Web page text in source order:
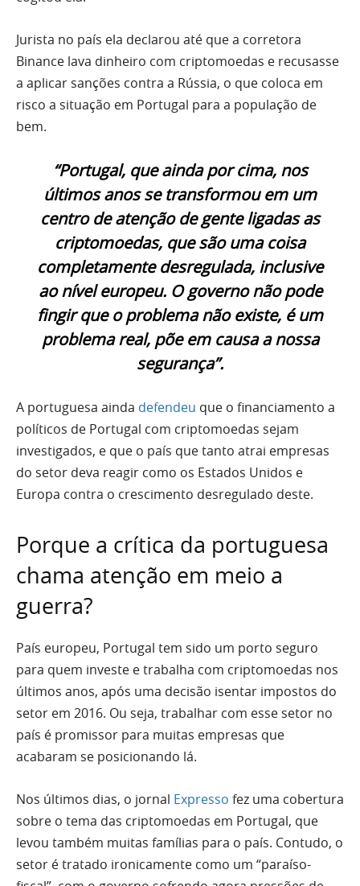
Jurista no país ela declarou até que a corretora
Binance lava dinheiro com criptomoedas e recusasse
a aplicar sanções contra a Rússia, o que coloca em
risco a situação em Portugal para a população de
bem.
“Portugal, que ainda por cima, nos
últimos anos se transformou em um
centro de atenção de gente ligadas as
criptomoedas, que são uma coisa
completamente desregulada, inclusive
ao nível europeu. O governo não pode
fingir que o problema não existe, é um
problema real, põe em causa a nossa
segurança”.
A portuguesa ainda defendeu que o financiamento a
políticos de Portugal com criptomoedas sejam
investigados, e que o país que tanto atrai empresas
do setor deva reagir como os Estados Unidos e
Europa contra o crescimento desregulado deste.
Porque a crítica da portuguesa
chama atenção em meio a
guerra?
País europeu, Portugal tem sido um porto seguro
para quem investe e trabalha com criptomoedas nos
últimos anos, após uma decisão isentar impostos do
setor em 2016. Ou seja, trabalhar com esse setor no
país é promissor para muitas empresas que
acabaram se posicionando lá.
Nos últimos dias, o jornal Expresso fez uma cobertura
sobre o tema das criptomoedas em Portugal, que
levou também muitas famílias para o país. Contudo, o
setor é tratado ironicamente como um “paraíso-